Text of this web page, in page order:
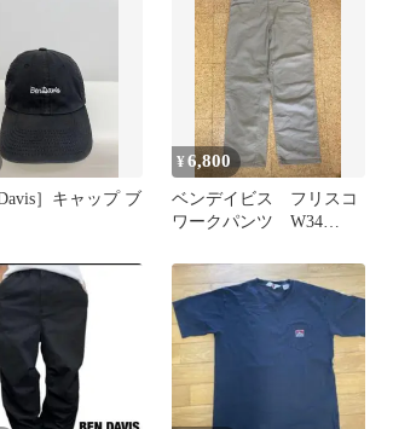
Davis］キャップ ブ
¥6,800
ベンデイビス フリスコ
ワークパンツ W34